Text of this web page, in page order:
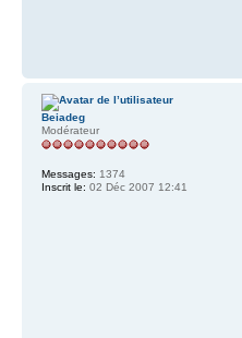
Beiadeg
Modérateur
Messages: 1374
Inscrit le: 02 Déc 2007 12:41